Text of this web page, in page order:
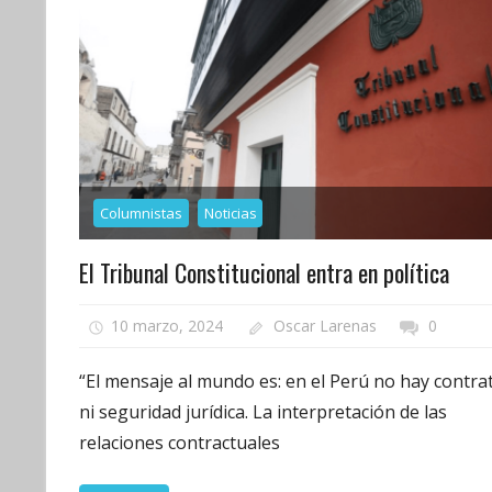
Columnistas Noticias
El Tribunal Constitucional entra en política
10 marzo, 2024 Oscar Larenas 0
“El mensaje al mundo es: en el Perú no hay
ni seguridad jurídica. La interpretación de las
relaciones contractuales